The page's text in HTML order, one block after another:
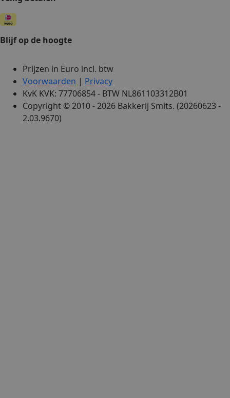
Blijf op de hoogte
Prijzen in Euro incl. btw
Voorwaarden | Privacy
KvK KVK: 77706854 - BTW NL861103312B01
Copyright © 2010 - 2026 Bakkerij Smits. (20260623 -
2.03.9670)